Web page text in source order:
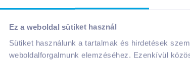
Ez a weboldal sütiket használ
Sütiket használunk a tartalmak és hirdetések
weboldalforgalmunk elemzéséhez. Ezenkívül